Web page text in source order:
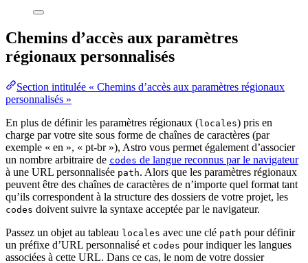
Chemins d’accès aux paramètres
régionaux personnalisés
Section intitulée « Chemins d’accès aux paramètres régionaux
personnalisés »
En plus de définir les paramètres régionaux (locales) pris en
charge par votre site sous forme de chaînes de caractères (par
exemple « en », « pt-br »), Astro vous permet également d’associer
un nombre arbitraire de codes de langue reconnus par le navigateur
à une URL personnalisée path. Alors que les paramètres régionaux
peuvent être des chaînes de caractères de n’importe quel format tant
qu’ils correspondent à la structure des dossiers de votre projet, les
codes doivent suivre la syntaxe acceptée par le navigateur.
Passez un objet au tableau locales avec une clé path pour définir
un préfixe d’URL personnalisé et codes pour indiquer les langues
associées à cette URL. Dans ce cas, le nom de votre dossier